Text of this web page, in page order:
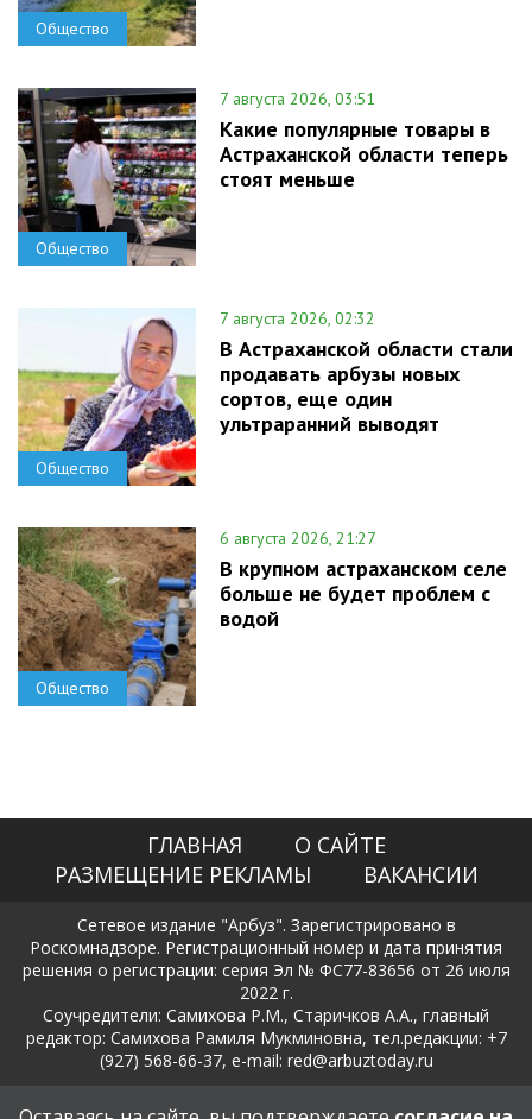
Общество
Общество
7 августа 2026, 03:51
Какие популярные товары в
Астраханской области теперь
стоят меньше
Общество
7 августа 2026, 02:32
В Астраханской области стали
продавать арбузы новых
сортов, еще один
ультраранний выводят
Общество
6 августа 2026, 21:27
В крупном астраханском селе
больше не будет проблем с
водой
ГЛАВНАЯ
О САЙТЕ
РАЗМЕЩЕНИЕ РЕКЛАМЫ
ВАКАНСИИ
Сетевое издание "Арбуз". Зарегистрировано в
Роскомнадзоре. Регистрационный номер и дата принятия
решения о регистрации: серия Эл № ФС77-83656 от 26 июля
2022 г.
Соучредители: Самихова Р.М., Старичков А.А., главный
редактор: Самихова Рамиля Мукминовна, тел.редакции: +7
(927) 568-66-37, e-mail: red@arbuztoday.ru
Политика в отношении обработки и защиты персональных